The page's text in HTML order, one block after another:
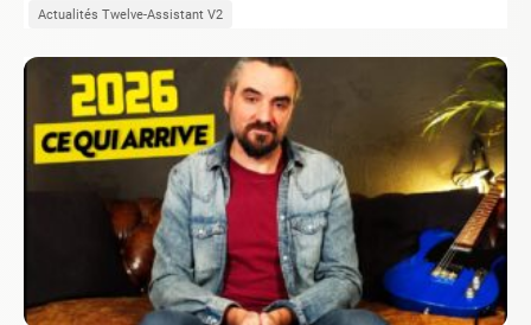
Actualités Twelve-Assistant V2